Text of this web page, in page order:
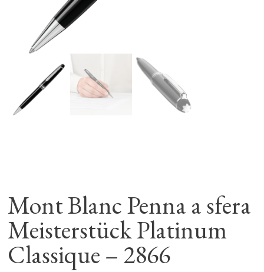
Mont Blanc Penna a sfera
Meisterstück Platinum
Classique – 2866